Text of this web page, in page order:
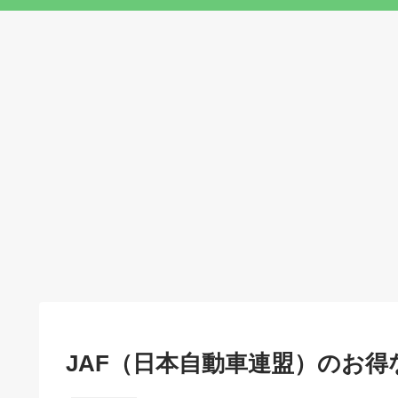
JAF（日本自動車連盟）のお得